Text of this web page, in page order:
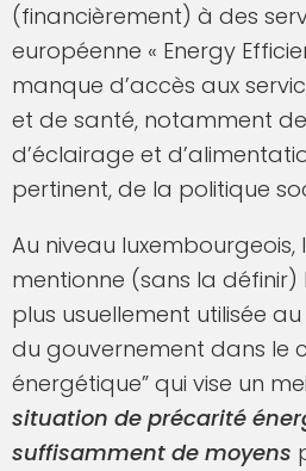
(financièrement) à des
européenne « Energy
manque d’accès aux
et de santé, notamment
d’éclairage et
pertinent, de la politique
Au niveau
mentionne (sans la
plus usuellement utilisée
du gouvernement dans le
énergétique” qui vise un
situation de précarité
suffisamment de moyens